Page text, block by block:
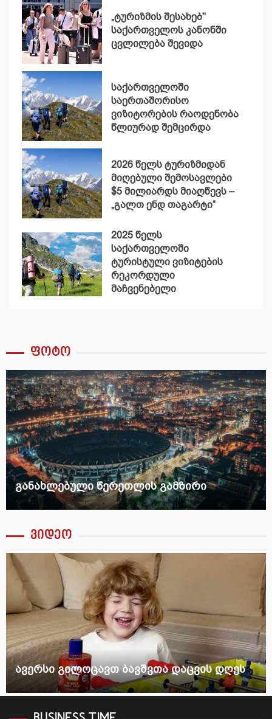
„ტურიზმის შესახებ"
საქართველოს კანონში
ცვლილება შევიდა
საქართველოში
საერთაშორისო
ვიზიტორების რაოდენობა
წლიურად შემცირდა
2026 წელს ტურიზმიდან
მიღებული შემოსავლები
$5 მილიარდს მიაღწევს –
„გალთ ენდ თაგარტი“
2025 წელს
საქართველოში
ტურისტული ვიზიტების
რეკორდული
მაჩვენებელი
ფოტო
განახლებული წერეთლის გამზირი
ვიდეო
ავერსი გილოცავთ ბავშვთა დაცვის დღეს